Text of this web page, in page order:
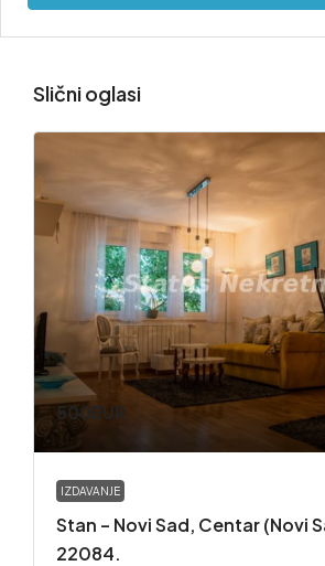
Slični oglasi
500EUR
IZDAVANJE
Stan – Novi Sad, Centar (Novi
22084.